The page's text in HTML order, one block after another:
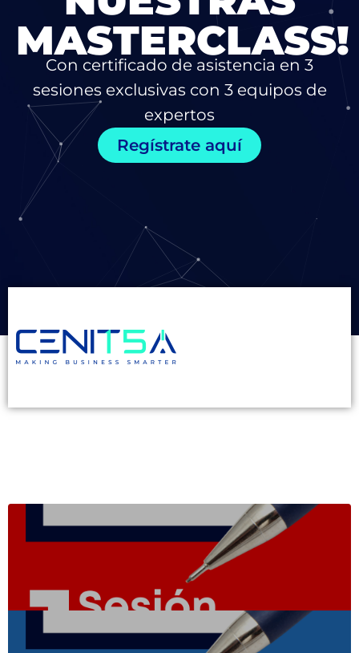
MASTERCLASS!
Con certificado de asistencia en 3
sesiones exclusivas con 3 equipos de
expertos
Regístrate aquí